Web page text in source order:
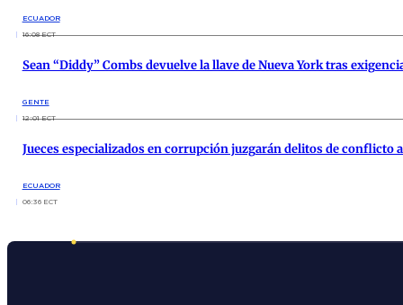
ECUADOR
16:08 ECT
Sean “Diddy” Combs devuelve la llave de Nueva York tras
GENTE
12:01 ECT
Jueces especializados en corrupción juzgarán delitos de conflicto
ECUADOR
06:36 ECT